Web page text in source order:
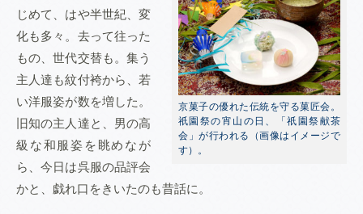
京菓子の優れた伝統を守る菓匠会。
祇園祭の宵山の日、「祇園祭献茶
会」が行われる（画像はイメージで
す）。
じめて、はや半世紀、変
化も多々。去って往った
もの、世代交替も。集う
主人達も紋付袴から、若
い洋服姿が数を増した。
旧知の主人達と、男の高
級な和服姿を眺めなが
ら、今日は呉服の品評会
かと、戯れ口をきいたのも昔話に 。